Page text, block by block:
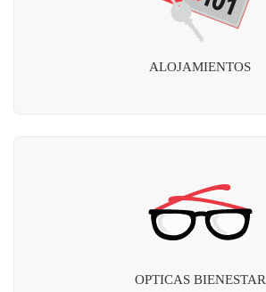
ALOJAMIENTOS
OPTICAS BIENESTAR